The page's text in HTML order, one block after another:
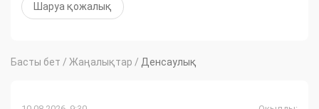
Шаруа қожалық
Басты бет / Жаңалықтар / Денсаулық